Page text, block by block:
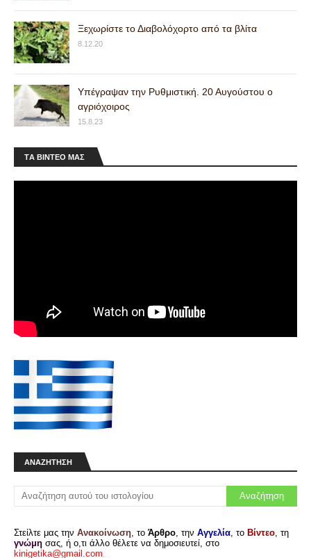
Ξεχωρίστε το Διαβολόχορτο από τα βλίτα
8.12.20
Υπέγραψαν την Ρυθμιστική. 20 Αυγούστου ο
αγριόχοιρος
15.8.23
ΤA ΒΙΝΤΕΟ MAΣ
ΑΝΑΖΉΤΗΣΗ
Στείλτε μας την Ανακοίνωση , το Άρθρο , την Αγγελία , το Βίντεο , τη
γνώμη σας, ή ο,τι άλλο θέλετε να δημοσιευτεί, στο
kinigetika@gmail.com